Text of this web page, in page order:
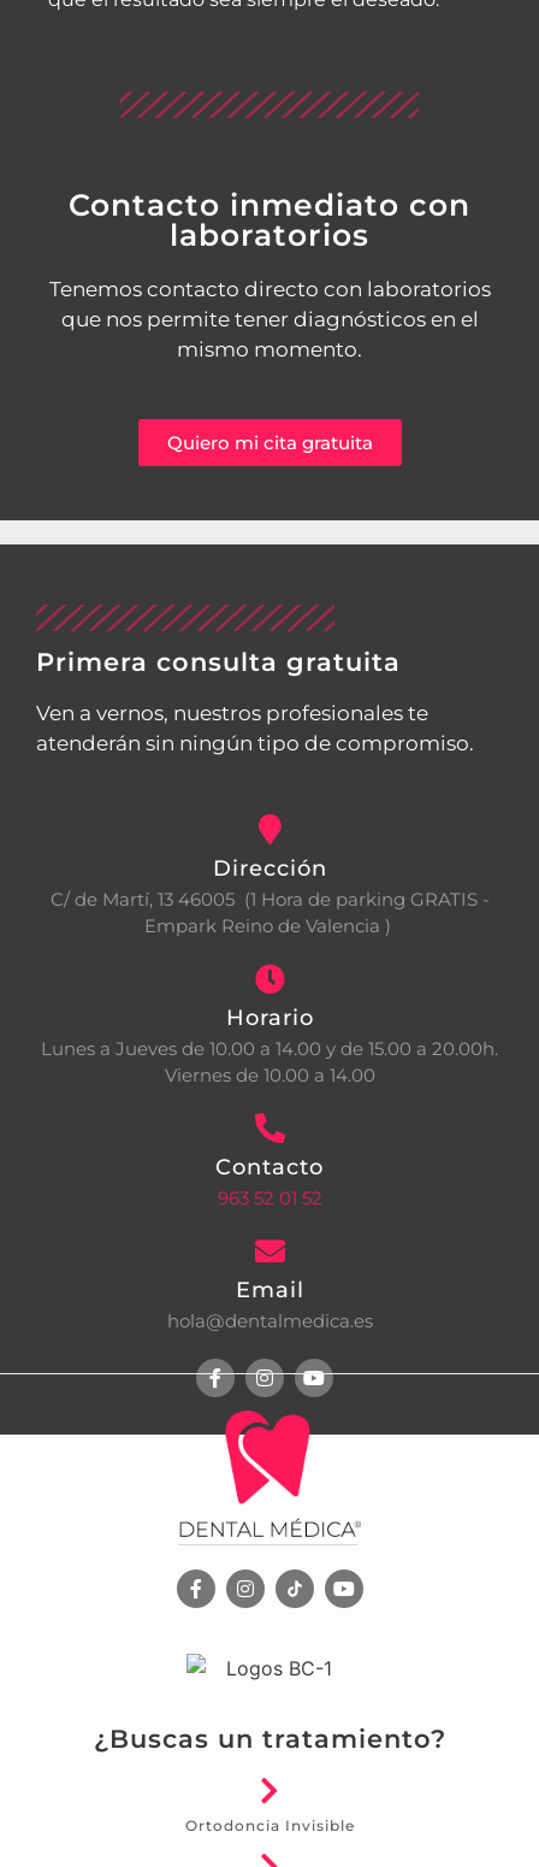
Contacto inmediato con
laboratorios
Tenemos contacto directo con laboratorios
que nos permite tener diagnósticos en el
mismo momento.
Quiero mi cita gratuita
Primera consulta gratuita
Ven a vernos, nuestros profesionales te
atenderán sin ningún tipo de compromiso.
Dirección
C/ de Martí, 13 46005 (1 Hora de parking GRATIS -
Empark Reino de Valencia )
Horario
Lunes a Jueves de 10.00 a 14.00 y de 15.00 a 20.00h.
Viernes de 10.00 a 14.00
Contacto
963 52 01 52
Email
hola@dentalmedica.es
¿Buscas un tratamiento?
Ortodoncia Invisible